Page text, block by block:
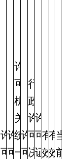
许
可
许
可
许
可
机
关
统
一
许
可
行
政
许
可
决
许
可
证
有
效
有
效
当
前